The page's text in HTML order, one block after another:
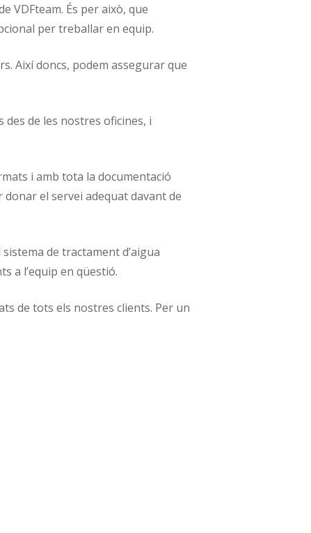
VDFteam. És per això, que
per treballar en equip.
Així doncs, podem assegurar que
de les nostres oficines, i
i amb tota la documentació
el servei adequat davant de
de tractament d’aigua
a l’equip en qüestió.
de tots els nostres clients. Per un